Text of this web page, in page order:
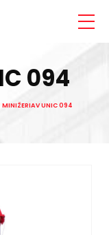
094
MINIŽERIAV UNIC 094